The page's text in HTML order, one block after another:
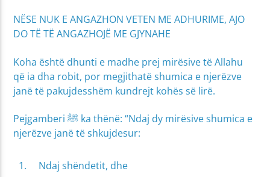
NËSE NUK E ANGAZHON VETEN ME ADHURIME, AJO
DO TË TË ANGAZHOJË ME GJYNAHE
Koha është dhunti e madhe prej mirësive të Allahu
që ia dha robit, por megjithatë shumica e njerëzve
janë të pakujdesshëm kundrejt kohës së lirë.
Pejgamberi ﷺ ka thënë: “Ndaj dy mirësive shumica e
njerëzve janë të shkujdesur:
Ndaj shëndetit, dhe